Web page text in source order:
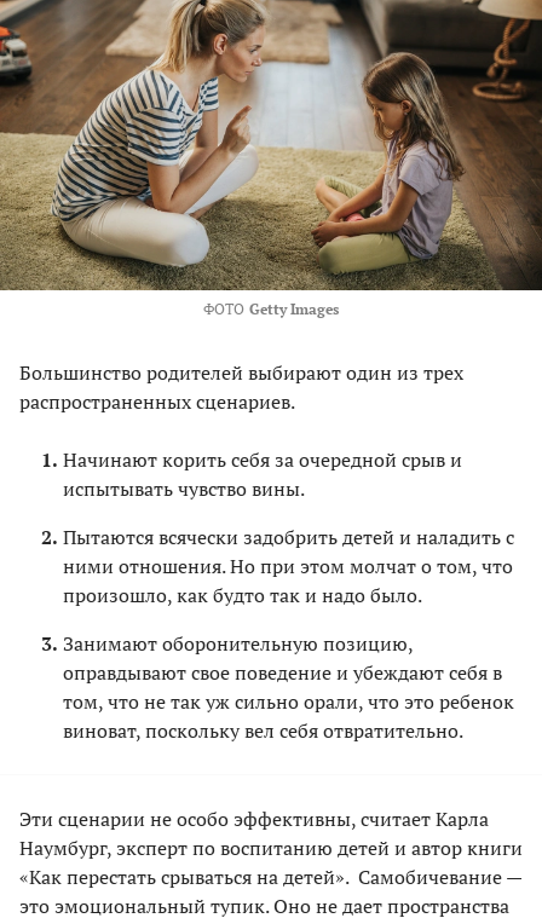
ФОТО Getty Images
Большинство родителей выбирают один из трех
распространенных сценариев.
Начинают корить себя за очередной срыв и
испытывать чувство вины.
Пытаются всячески задобрить детей и наладить с
ними отношения. Но при этом молчат о том, что
произошло, как будто так и надо было.
Занимают оборонительную позицию,
оправдывают свое поведение и убеждают себя в
том, что не так уж сильно орали, что это ребенок
виноват, поскольку вел себя отвратительно.
Эти сценарии не особо эффективны, считает Карла
Наумбург, эксперт по воспитанию детей и автор книги
«Как перестать срываться на детей». Самобичевание —
это эмоциональный тупик. Оно не дает пространства